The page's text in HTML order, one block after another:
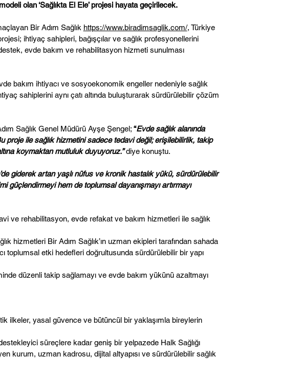
olan ‘Sağlıkta El Ele’ projesi hayata geçirilecek.
Bir Adım Sağlık https://www.biradimsaglik.com/, Türkiye
ihtiyaç sahipleri, bağışçılar ve sağlık profesyonellerini
evde bakım ve rehabilitasyon hizmeti sunulması
bakım ihtiyacı ve sosyoekonomik engeller nedeniyle sağlık
sahiplerini aynı çatı altında buluşturarak sürdürülebilir çözüm
Sağlık Genel Müdürü Ayşe Şengel; “Evde sağlık alanında
proje ile sağlık hizmetini sadece tedavi değil; erişilebilirlik, takip
koymaktan mutluluk duyuyoruz.”diye konuştu.
giderek artan yaşlı nüfus ve kronik hastalık yükü, sürdürülebilir
güçlendirmeyi hem de toplumsal dayanışmayı artırmayı
ve rehabilitasyon, evde refakat ve bakım hizmetleri ile sağlık
hizmetleri Bir Adım Sağlık’ın uzman ekipleri tarafından sahada
toplumsal etki hedefleri doğrultusunda sürdürülebilir bir yapı
düzenli takip sağlamayı ve evde bakım yükünü azaltmayı
ilkeler, yasal güvence ve bütüncül bir yaklaşımla bireylerin
süreçlere kadar geniş bir yelpazede Halk Sağlığı
kurum, uzman kadrosu, dijital altyapısı ve sürdürülebilir sağlık